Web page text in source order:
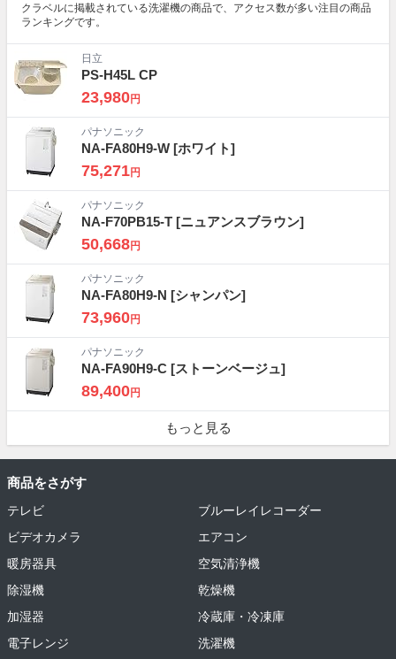
クラベルに掲載されている洗濯機の商品で、アクセス数が多い注目の商品
ランキングです。
日立
PS-H45L CP
23,980円
パナソニック
NA-FA80H9-W [ホワイト]
75,271円
パナソニック
NA-F70PB15-T [ニュアンスブラウン]
50,668円
パナソニック
NA-FA80H9-N [シャンパン]
73,960円
パナソニック
NA-FA90H9-C [ストーンベージュ]
89,400円
もっと見る
商品をさがす
テレビ
ブルーレイレコーダー
ビデオカメラ
エアコン
暖房器具
空気清浄機
除湿機
乾燥機
加湿器
冷蔵庫・冷凍庫
電子レンジ
洗濯機